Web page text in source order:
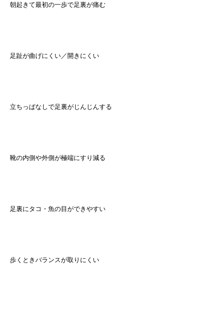
朝起きて最初の一歩で足裏が痛む
足趾が曲げにくい／開きにくい
立ちっぱなしで足裏がじんじんする
靴の内側や外側が極端にすり減る
足裏にタコ・魚の目ができやすい
歩くときバランスが取りにくい